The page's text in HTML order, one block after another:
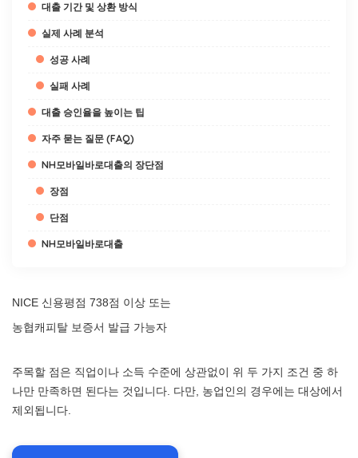
대출 기간 및 상환 방식
실제 사례 분석
성공 사례
실패 사례
대출 승인율을 높이는 팁
자주 묻는 질문 (FAQ)
NH모바일바로대출의 장단점
장점
단점
NH모바일바로대출
NICE 신용평점 738점 이상 또는
농협캐피탈 보증서 발급 가능자
주목할 점은 직업이나 소득 수준에 상관없이 위 두 가지 조건 중 하
나만 만족하면 된다는 것입니다. 다만, 농업인의 경우에는 대상에서
제외됩니다.